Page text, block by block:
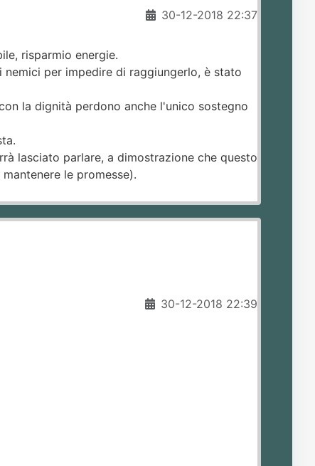
30-12-2018 22:37
risparmio energie.
per impedire di raggiungerlo, è stato
la dignità perdono anche l'unico sostegno
lasciato parlare, a dimostrazione che questo
le promesse).
30-12-2018 22:39